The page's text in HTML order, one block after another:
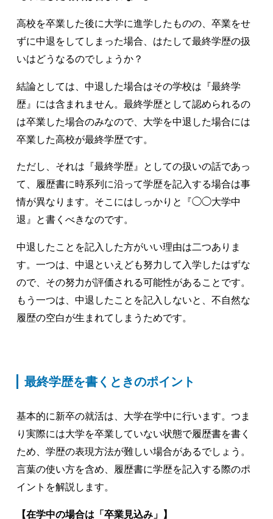
高校を卒業した後に大学に進学したものの、卒業をせ
ずに中退をしてしまった場合、はたして最終学歴の扱
いはどうなるのでしょうか？
結論としては、中退した場合はその学校は『最終学
歴』には含まれません。最終学歴として認められるの
は卒業した場合のみなので、大学を中退した場合には
卒業した高校が最終学歴です。
ただし、それは『最終学歴』としての扱いの話であっ
て、履歴書に時系列に沿って学歴を記入する場合は事
情が異なります。そこにはしっかりと『◯◯大学中
退』と書くべきなのです。
中退したことを記入した方がいい理由は二つありま
す。一つは、中退といえども努力して入学したはずな
ので、その努力が評価される可能性があることです。
もう一つは、中退したことを記入しないと、不自然な
履歴の空白が生まれてしまうためです。
最終学歴を書くときのポイント
基本的に新卒の就活は、大学在学中に行います。つま
り実際には大学を卒業していない状態で履歴書を書く
ため、学歴の表現方法が難しい場合があるでしょう。
言葉の使い方を含め、履歴書に学歴を記入する際のポ
イントを解説します。
【在学中の場合は「卒業見込み」】